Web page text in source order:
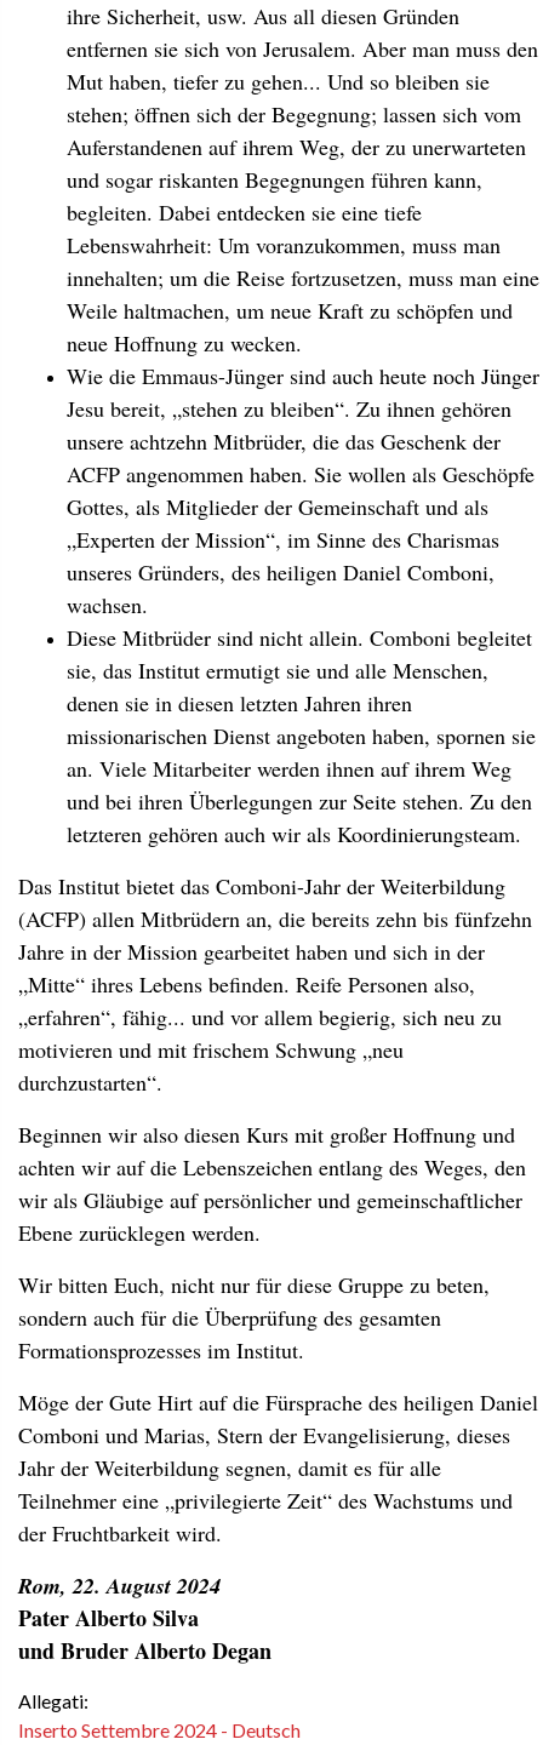
ihre Sicherheit, usw. Aus all diesen Gründen
entfernen sie sich von Jerusalem. Aber man muss den
Mut haben, tiefer zu gehen... Und so bleiben sie
stehen; öffnen sich der Begegnung; lassen sich vom
Auferstandenen auf ihrem Weg, der zu unerwarteten
und sogar riskanten Begegnungen führen kann,
begleiten. Dabei entdecken sie eine tiefe
Lebenswahrheit: Um voranzukommen, muss man
innehalten; um die Reise fortzusetzen, muss man eine
Weile haltmachen, um neue Kraft zu schöpfen und
neue Hoffnung zu wecken.
Wie die Emmaus-Jünger sind auch heute noch Jünger
Jesu bereit, „stehen zu bleiben“. Zu ihnen gehören
unsere achtzehn Mitbrüder, die das Geschenk der
ACFP angenommen haben. Sie wollen als Geschöpfe
Gottes, als Mitglieder der Gemeinschaft und als
„Experten der Mission“, im Sinne des Charismas
unseres Gründers, des heiligen Daniel Comboni,
wachsen.
Diese Mitbrüder sind nicht allein. Comboni begleitet
sie, das Institut ermutigt sie und alle Menschen,
denen sie in diesen letzten Jahren ihren
missionarischen Dienst angeboten haben, spornen sie
an. Viele Mitarbeiter werden ihnen auf ihrem Weg
und bei ihren Überlegungen zur Seite stehen. Zu den
letzteren gehören auch wir als Koordinierungsteam.
Das Institut bietet das Comboni-Jahr der Weiterbildung
(ACFP) allen Mitbrüdern an, die bereits zehn bis fünfzehn
Jahre in der Mission gearbeitet haben und sich in der
„Mitte“ ihres Lebens befinden. Reife Personen also,
„erfahren“, fähig... und vor allem begierig, sich neu zu
motivieren und mit frischem Schwung „neu
durchzustarten“.
Beginnen wir also diesen Kurs mit großer Hoffnung und
achten wir auf die Lebenszeichen entlang des Weges, den
wir als Gläubige auf persönlicher und gemeinschaftlicher
Ebene zurücklegen werden.
Wir bitten Euch, nicht nur für diese Gruppe zu beten,
sondern auch für die Überprüfung des gesamten
Formationsprozesses im Institut.
Möge der Gute Hirt auf die Fürsprache des heiligen Daniel
Comboni und Marias, Stern der Evangelisierung, dieses
Jahr der Weiterbildung segnen, damit es für alle
Teilnehmer eine „privilegierte Zeit“ des Wachstums und
der Fruchtbarkeit wird.
Rom, 22. August 2024
Pater Alberto Silva
und Bruder Alberto Degan
Allegati:
Inserto Settembre 2024 - Deutsch